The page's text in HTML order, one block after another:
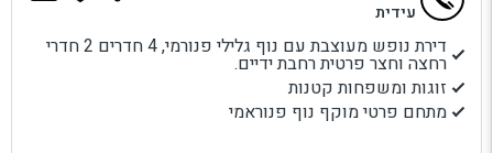
דירת נופש מעוצבת עם נוף גלילי פנורמי, 4 חדרים 2 חדרי
רחצה וחצר פרטית רחבת ידיים.
זוגות ומשפחות קטנות
מתחם פרטי מוקף נוף פנוראמי
עידית